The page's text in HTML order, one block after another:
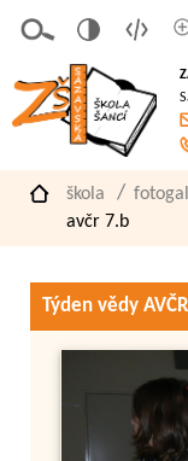
á
verze
pro
slaboz
raké
škola
avčr 7.b
Týden vědy